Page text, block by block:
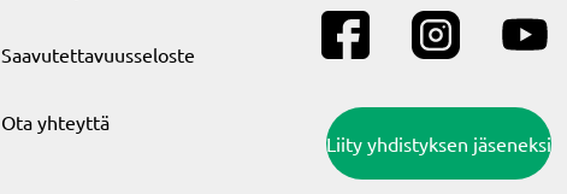
Saavutettavuusseloste
Ota yhteyttä
Liity yhdistyksen jäseneksi